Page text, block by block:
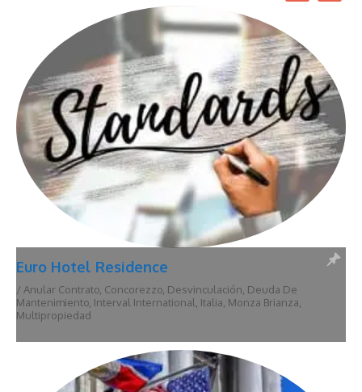
Euro Hotel Residence
/ Anular Contrato Concorezzo Desvinculación Deuda De
Mantenimiento Interval International Italia Monza Brianza
Multipropiedad